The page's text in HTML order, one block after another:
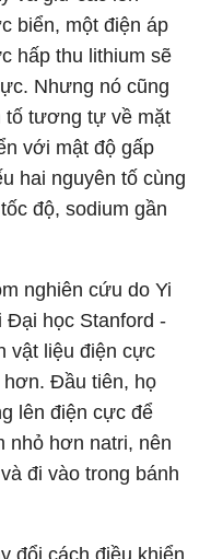
biển, một điện áp
hấp thu lithium sẽ
Nhưng nó cũng
tố tương tự về mặt
với mật độ gấp
hai nguyên tố cùng
độ, sodium gần
nghiên cứu do Yi
Đại học Stanford -
vật liệu điện cực
hơn. Đầu tiên, họ
lên điện cực để
nhỏ hơn natri, nên
đi vào trong bánh
đổi cách điều khiển